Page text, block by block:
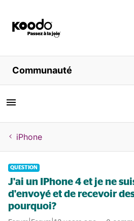
Magasiner
Libre service
Aide
Communauté
iPhone
QUESTION
J'ai un IPhone 4 et je ne
d'envoyé et de recevoir
pourquoi?